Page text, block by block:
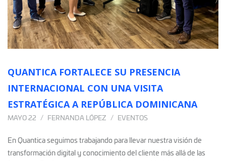
QUANTICA FORTALECE SU PRESENCIA
INTERNACIONAL CON UNA VISITA
ESTRATÉGICA A REPÚBLICA DOMINICANA
MAYO 22 FERNANDA LÓPEZ EVENTOS
En Quantica seguimos trabajando para llevar nuestra visión de
transformación digital y conocimiento del cliente más allá de las